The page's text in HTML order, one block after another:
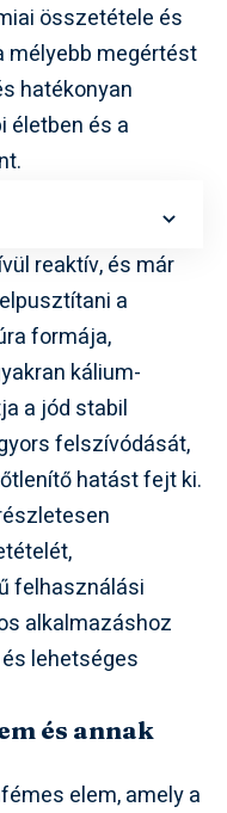
összetétele és
mélyebb megértést
hatékonyan
életben és a
reaktív, és már
a
formája,
kálium-
a jód stabil
felszívódását,
hatást fejt ki.
felhasználási
alkalmazáshoz
lehetséges
és annak
elem, amely a